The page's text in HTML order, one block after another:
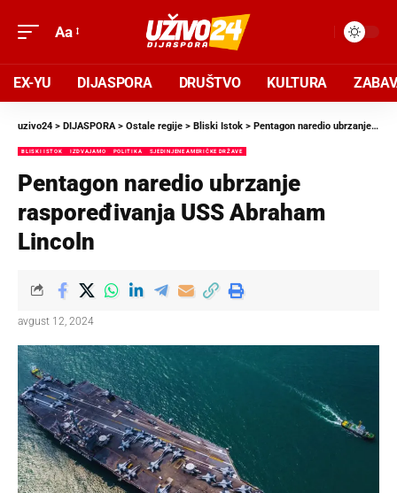
Aa
EX-YU DIJASPORA DRUŠTVO KULTURA
uzivo24 > DIJASPORA> Ostale regije > Bliski Istok > Pentagon naredio ubrzanje raspoređivanja USS Abraham Lincoln
BLISKI ISTOK IZDVAJAMO POLITIKA SJEDINJENE AMERIČKE DRŽAVE
Pentagon naredio ubrzanje
raspoređivanja USS Abraham
Lincoln
avgust 12, 2024